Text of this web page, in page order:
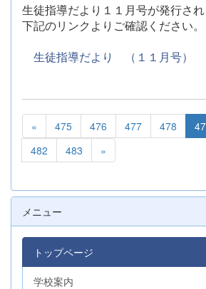
生徒指導だより１１月号が発行され
下記のリンクよりご確認ください。
生徒指導だより （１１月号）
« 475 476 477 478
482
483 »
メニュー
トップページ
学校案内